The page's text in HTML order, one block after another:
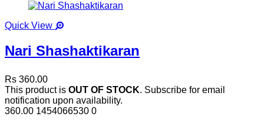
Quick View
Nari Shashaktikaran
Rs 360.00
This product is OUT OF STOCK. Subscribe for email
notification upon availability.
360.00 1454066530 0